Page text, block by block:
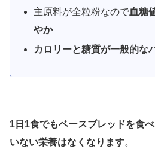
主原料が全粒粉なので血糖
やか
カロリーと糖質が一般的な
1日1食でもベースブレッドを食
いない栄養はなくなります。